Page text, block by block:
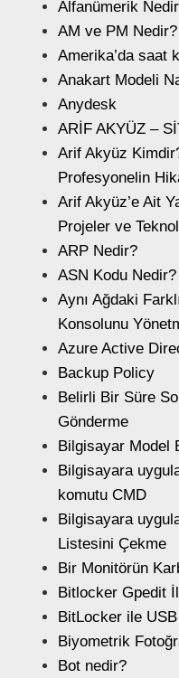
Alfanümerik
AM ve PM Nedir?
Amerika’da saat
Anakart Modeli
Anydesk
ARİF AKYÜZ –
Arif Akyüz
Profesyonelin
Arif Akyüz’e Ait
Projeler ve
ARP Nedir?
ASN Kodu Nedir?
Aynı Ağdaki
Konsolunu
Azure Active
Backup Policy
Belirli Bir Süre
Gönderme
Bilgisayar Model
Bilgisayara
komutu CMD
Bilgisayara
Listesini Çekme
Bir Monitörün
Bitlocker Gpedit
BitLocker ile
Biyometrik
Bot nedir?